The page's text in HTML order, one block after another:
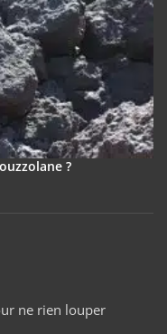
?
ne rien louper